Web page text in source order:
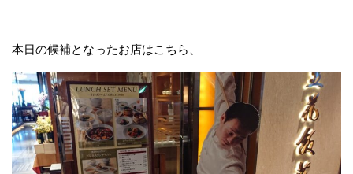
本日の候補となったお店はこちら、